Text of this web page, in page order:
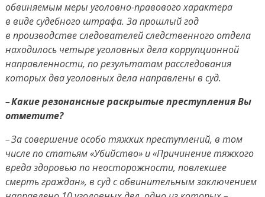
обвиняемым меры уголовно-правового характера
в виде судебного штрафа. За прошлый год
в производстве следователей следственного отдела
находилось четыре уголовных дела коррупционной
направленности, по результатам расследования
которых два уголовных дела направлены в суд.
– Какие резонансные раскрытые преступления Вы
отметите?
– За совершение особо тяжких преступлений, в том
числе по статьям «Убийство» и «Причинение тяжкого
вреда здоровью по неосторожности, повлекшее
смерть граждан», в суд с обвинительным заключением